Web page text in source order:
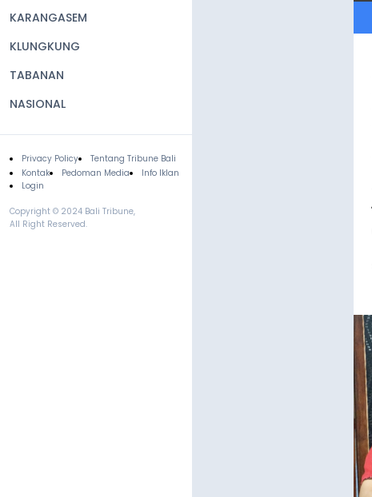
KARANGASEM
KLUNGKUNG
TABANAN
NASIONAL
Footer
Privacy Policy
Tentang Tribune Bali
Kontak
Pedoman Media
Info Iklan
Login
Copyright © 2024 Bali Tribune,
All Right Reserved.